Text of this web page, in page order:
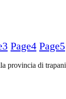
3 Page4 Page5
provincia di trapani